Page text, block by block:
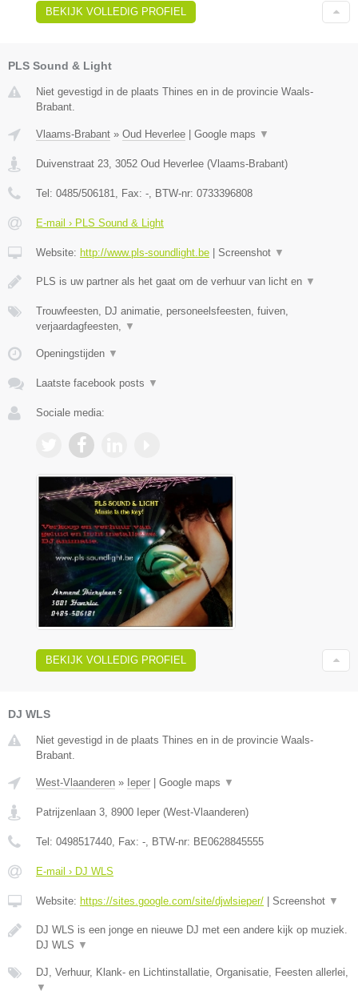
BEKIJK VOLLEDIG PROFIEL
PLS Sound & Light
Niet gevestigd in de plaats Thines en in de provincie Waals-
Brabant.
Vlaams-Brabant » Oud Heverlee Google maps ▼
Duivenstraat 23, 3052 Oud Heverlee (Vlaams-Brabant)
Tel: 0485/506181, Fax: -, BTW-nr: 0733396808
E-mail › PLS Sound & Light
Website: http://www.pls-soundlight.be Screenshot ▼
PLS is uw partner als het gaat om de verhuur van licht en ▼
Trouwfeesten, DJ animatie, personeelsfeesten, fuiven,
verjaardagfeesten, ▼
Openingstijden ▼
Laatste facebook posts ▼
Sociale media:
BEKIJK VOLLEDIG PROFIEL
DJ WLS
Niet gevestigd in de plaats Thines en in de provincie Waals-
Brabant.
West-Vlaanderen » Ieper Google maps ▼
Patrijzenlaan 3 8900 Ieper (West-Vlaanderen)
Tel: 0498517440 , Fax: - , BTW-nr: BE0628845555
E-mail › DJ WLS
Website: https://sites.google.com/site/djwlsieper/ Screenshot ▼
DJ WLS is een jonge en nieuwe DJ met een andere kijk op muziek.
DJ WLS ▼
DJ, Verhuur, Klank- en Lichtinstallatie, Organisatie, Feesten allerlei,
▼